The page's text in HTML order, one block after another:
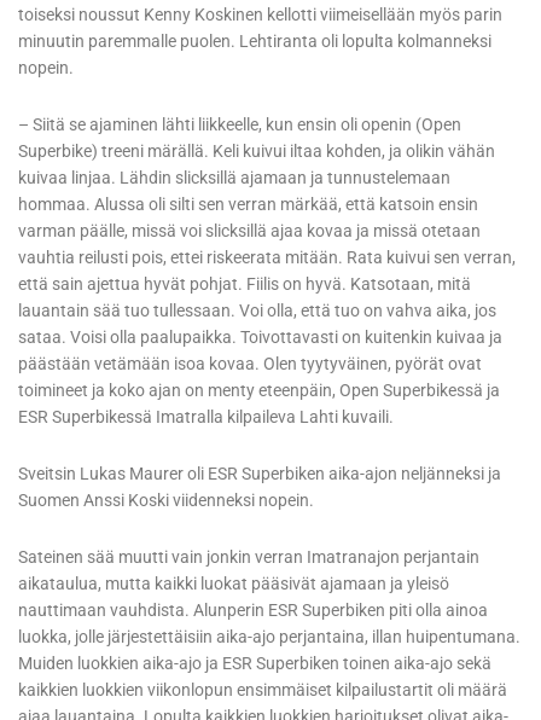
toiseksi noussut Kenny Koskinen kellotti viimeisellään myös parin
minuutin paremmalle puolen. Lehtiranta oli lopulta kolmanneksi
nopein.
– Siitä se ajaminen lähti liikkeelle, kun ensin oli openin (Open
Superbike) treeni märällä. Keli kuivui iltaa kohden, ja olikin vähän
kuivaa linjaa. Lähdin slicksillä ajamaan ja tunnustelemaan
hommaa. Alussa oli silti sen verran märkää, että katsoin ensin
varman päälle, missä voi slicksillä ajaa kovaa ja missä otetaan
vauhtia reilusti pois, ettei riskeerata mitään. Rata kuivui sen verran,
että sain ajettua hyvät pohjat. Fiilis on hyvä. Katsotaan, mitä
lauantain sää tuo tullessaan. Voi olla, että tuo on vahva aika, jos
sataa. Voisi olla paalupaikka. Toivottavasti on kuitenkin kuivaa ja
päästään vetämään isoa kovaa. Olen tyytyväinen, pyörät ovat
toimineet ja koko ajan on menty eteenpäin, Open Superbikessä ja
ESR Superbikessä Imatralla kilpaileva Lahti kuvaili.
Sveitsin Lukas Maurer oli ESR Superbiken aika-ajon neljänneksi ja
Suomen Anssi Koski viidenneksi nopein.
Sateinen sää muutti vain jonkin verran Imatranajon perjantain
aikataulua, mutta kaikki luokat pääsivät ajamaan ja yleisö
nauttimaan vauhdista. Alunperin ESR Superbiken piti olla ainoa
luokka, jolle järjestettäisiin aika-ajo perjantaina, illan huipentumana.
Muiden luokkien aika-ajo ja ESR Superbiken toinen aika-ajo sekä
kaikkien luokkien viikonlopun ensimmäiset kilpailustartit oli määrä